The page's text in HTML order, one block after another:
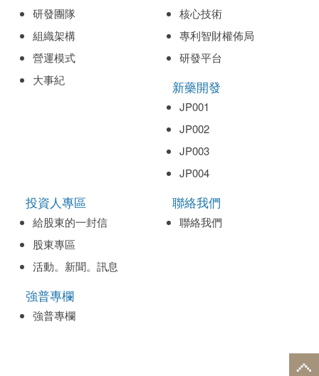
研發團隊
組織架構
營運模式
大事紀
核心技術
專利智財權佈局
研發平台
新藥開發
JP001
JP002
JP003
JP004
投資人專區
給股東的一封信
股東專區
活動。新聞。訊息
聯絡我們
聯絡我們
強普專欄
強普專欄